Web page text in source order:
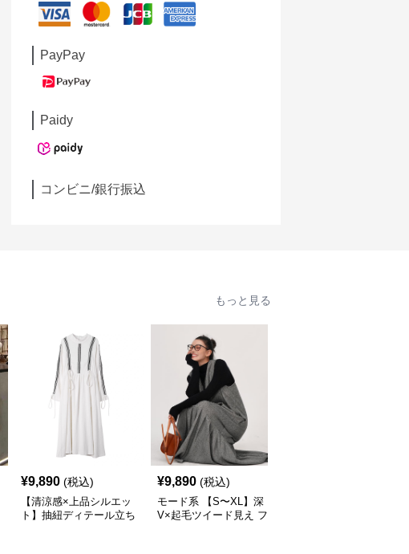
PayPay
Paidy
コンビニ/銀行振込
もっと見る
¥9,890 (税込)
【清涼感×上品シルエッ
ト】抽紐ディテール立ち
¥9,890 (税込)
モード系 【S〜XL】深
V×起毛ツイード見え フ